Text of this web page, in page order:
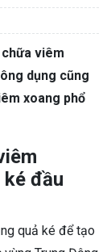
viêm
dụng cũng
xoang phổ
đầu
quả ké để tạo